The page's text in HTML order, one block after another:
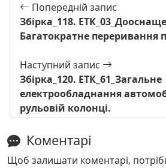
Попередній запис
Збірка_118.
Багатократне переривання
Наступний запис
Збірка_120. ЕТК_61_Загальне
електрообладнання
рульовій колонці.
Коментарі
Щоб залишати коментарі,